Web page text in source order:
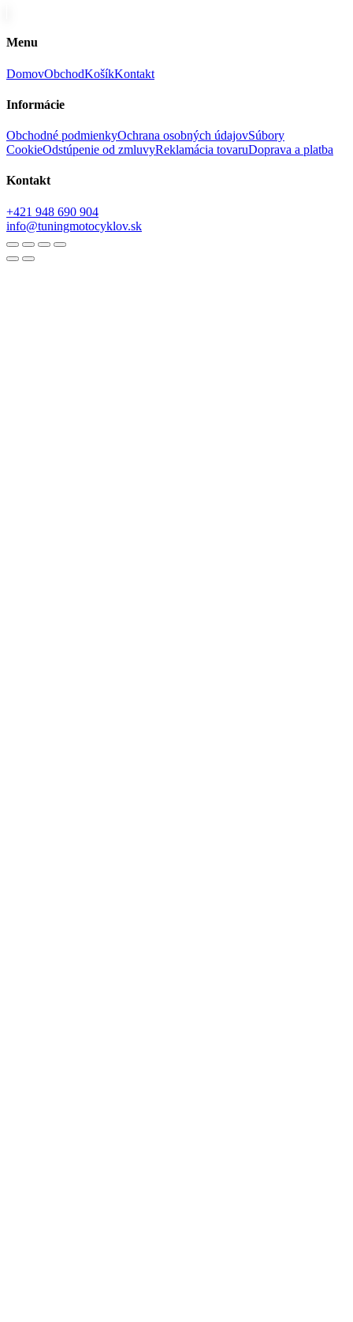
Menu
DomovObchodKošíkKontakt
Informácie
Obchodné podmienkyOchrana osobných údajovSúbory
CookieOdstúpenie od zmluvyReklamácia tovaruDoprava a platba
Kontakt
+421 948 690 904
info@tuningmotocyklov.sk